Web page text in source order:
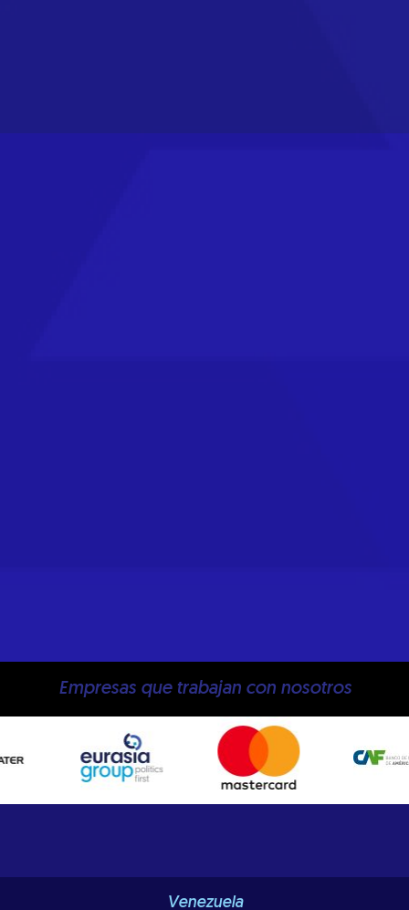
Empresas que trabajan con nosotros
Venezuela